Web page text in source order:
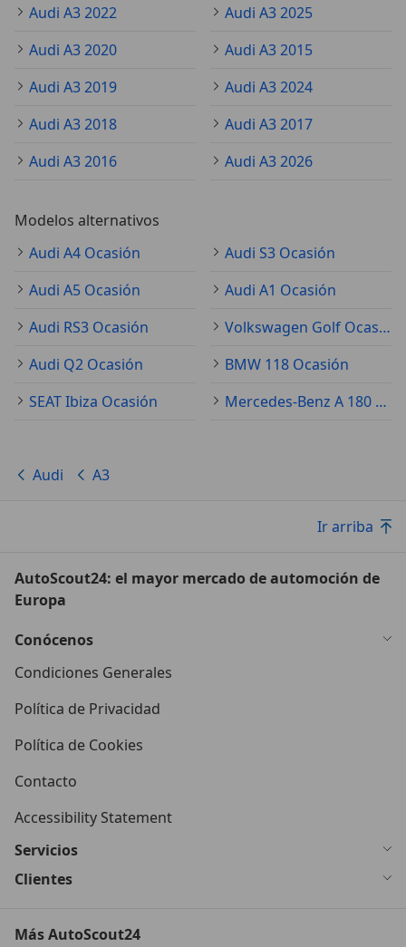
Audi A3 2022
Audi A3 2025
Audi A3 2020
Audi A3 2015
Audi A3 2019
Audi A3 2024
Audi A3 2018
Audi A3 2017
Audi A3 2016
Audi A3 2026
Modelos alternativos
Audi A4 Ocasión
Audi S3 Ocasión
Audi A5 Ocasión
Audi A1 Ocasión
Audi RS3 Ocasión
Volkswagen Golf Ocasión
Audi Q2 Ocasión
BMW 118 Ocasión
SEAT Ibiza Ocasión
Mercedes-Benz A 180 Ocasión
Audi A3
Ir arriba
AutoScout24: el mayor mercado de automoción de
Europa
Conócenos
Condiciones Generales
Política de Privacidad
Política de Cookies
Contacto
Accessibility Statement
Servicios
Clientes
Más AutoScout24